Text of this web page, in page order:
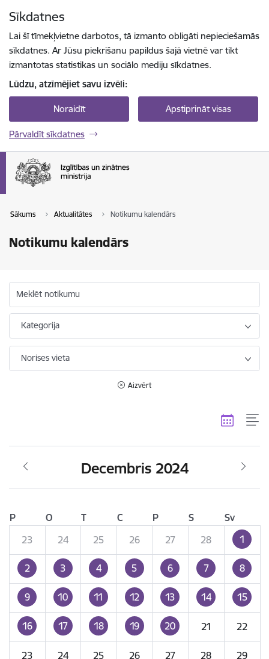
Sīkdatnes
Lai šī tīmekļvietne darbotos, tā izmanto obligāti nepieciešamās
sīkdatnes. Ar Jūsu piekrišanu papildus šajā vietnē var tikt
izmantotas statistikas un sociālo mediju sīkdatnes.
Lūdzu, atzīmējiet savu izvēli:
Noraidīt Apstiprināt visas
Pārvaldīt sīkdatnes
Sākums Aktualitātes Notikumu kalendārs
Notikumu kalendārs
Meklēt notikumu
Kategorija
Norises vieta
Aizvērt
Decembris 2024
P O T C P S
Sv
23
24 25 26 27 28 1
2 3 4 5 6 7 8
9 10 11 12 13 14 15
16 17 18 19 20 21 22
23 24 25 26 27 28 29